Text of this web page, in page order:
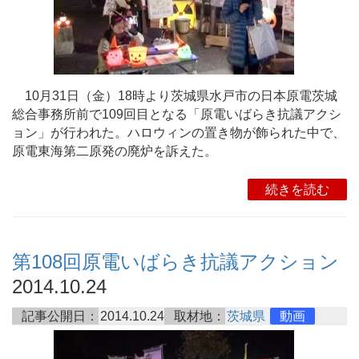
10月31日（金）18時より茨城県水戸市の日本原電茨城
総合事務所前で109回目となる「原電いばらき抗議アクシ
ョン」が行われた。ハロウィンの置き物が飾られた中で、
原電東海第二原発の廃炉を訴えた。
続きを読む
第108回原電いばらき抗議アクション
2014.10.24
記事公開日： 2014.10.24 取材地： 茨城県 動画